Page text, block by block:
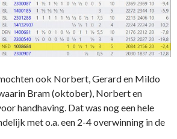
ook Norbert, Gerard en Mildo
Bram (oktober), Norbert en
handhaving. Dat was nog een hele
met o.a. een 2-4 overwinning in de